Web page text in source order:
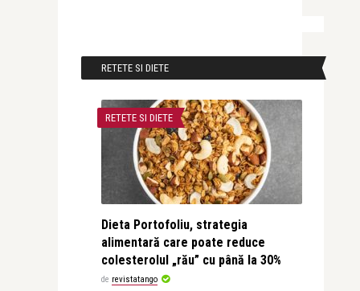
RETETE SI DIETE
RETETE SI DIETE
Dieta Portofoliu, strategia
alimentară care poate reduce
colesterolul „rău” cu până la 30%
de revistatango